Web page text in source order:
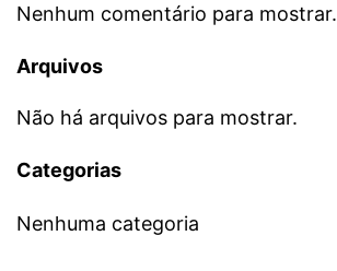
Nenhum comentário para mostrar.
Arquivos
Não há arquivos para mostrar.
Categorias
Nenhuma categoria